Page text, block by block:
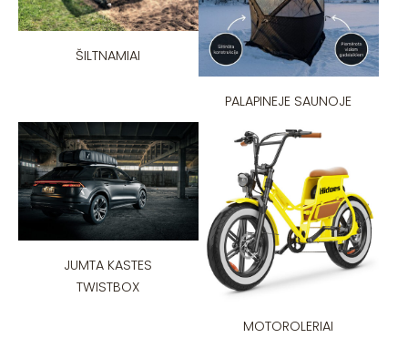
ŠILTNAMIAI
PALAPINEJE SAUNOJE
JUMTA KASTES
TWISTBOX
MOTOROLERIAI